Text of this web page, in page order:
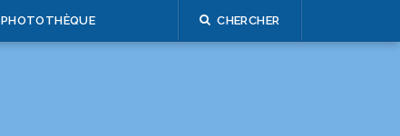
PHOTOTHÈQUE CHERCHER